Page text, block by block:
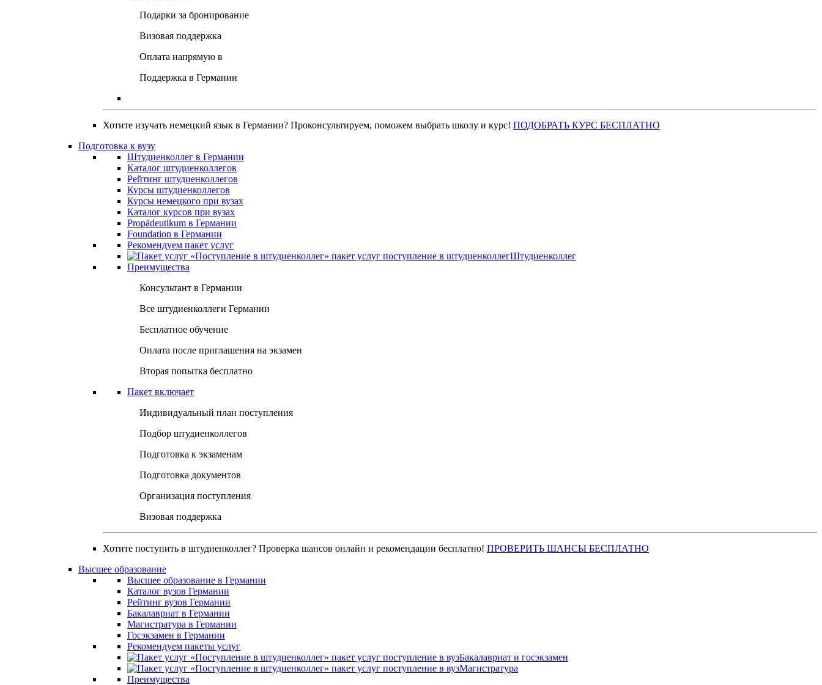
Подарки за бронирование
Визовая поддержка
Оплата напрямую в
Поддержка в Германии
Хотите изучать немецкий язык в Германии? Проконсультируем, поможем выбрать школу и курс! ПОДОБРАТЬ КУРС БЕСПЛАТНО
Подготовка к вузу
Штудиенколлег в Германии
Каталог штудиенколлегов
Рейтинг штудиенколлегов
Курсы штудиенколлегов
Курсы немецкого при вузах
Каталог курсов при вузах
Propädeutikum в Германии
Foundation в Германии
Рекомендуем пакет услуг
Штудиенколлег
Преимущества
Консультант в Германии
Все штудиенколлеги Германии
Бесплатное обучение
Оплата после приглашения на экзамен
Вторая попытка бесплатно
Пакет включает
Индивидуальный план поступления
Подбор штудиенколлегов
Подготовка к экзаменам
Подготовка документов
Организация поступления
Визовая поддержка
Хотите поступить в штудиенколлег? Проверка шансов онлайн и рекомендации бесплатно! ПРОВЕРИТЬ ШАНСЫ БЕСПЛАТНО
Высшее образование
Высшее образование в Германии
Каталог вузов Германии
Рейтинг вузов Германии
Бакалавриат в Германии
Магистратура в Германии
Госэкзамен в Германии
Рекомендуем пакеты услуг
Бакалавриат и госэкзамен
Магистратура
Преимущества